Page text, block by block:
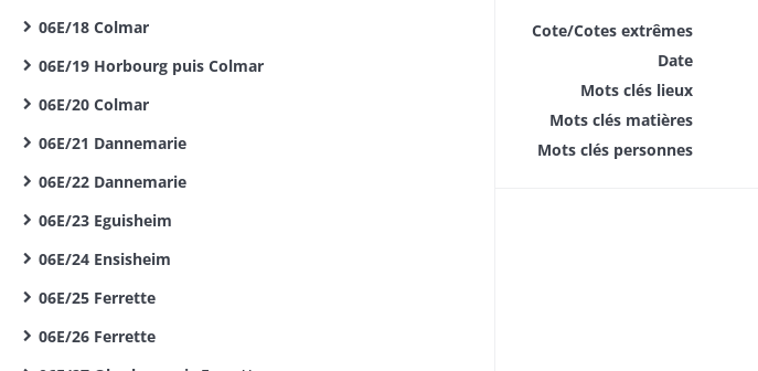
06E/18 Colmar
06E/19 Horbourg puis Colmar
06E/20 Colmar
06E/21 Dannemarie
06E/22 Dannemarie
06E/23 Eguisheim
06E/24 Ensisheim
06E/25 Ferrette
06E/26 Ferrette
Cote/Cotes extrêmes
Date
Mots clés lieux
Mots clés matières
Mots clés personnes